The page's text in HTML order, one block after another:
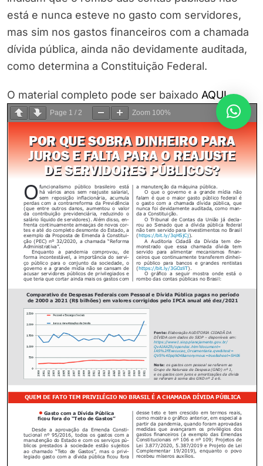
está e nunca esteve no gasto com servidores,
mas sim nos gastos financeiros com a chamada
dívida pública, ainda não devidamente auditada,
como determina a Constituição Federal.
O material completo pode ser baixado AQUI.
Page 1 / 2 Zoom 100%